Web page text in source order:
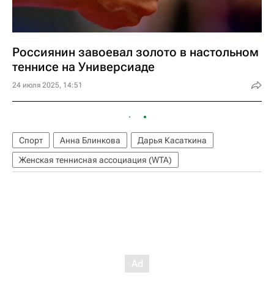
Россиянин завоевал золото в настольном
теннисе на Универсиаде
24 июля 2025, 14:51
Спорт Анна Блинкова
Дарья Касаткина
Женская теннисная ассоциация (WTA)